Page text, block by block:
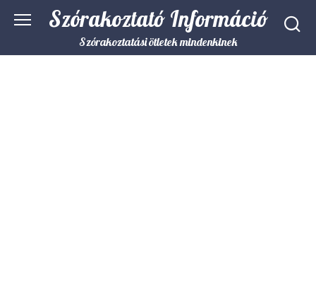
Szórakoztató Információ
Szórakoztatási ötletek mindenkinek